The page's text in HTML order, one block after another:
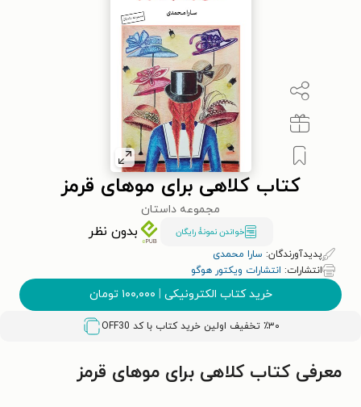
کتاب کلاهی برای موهای قرمز
مجموعه داستان
خواندن نمونۀ رایگان بدون نظر
پدیدآورندگان: سارا محمدی
انتشارات: انتشارات ویکتور هوگو
خرید کتاب الکترونیکی | ۱۰۰,۰۰۰ تومان
٪۳۰ تخفیف اولین خرید کتاب با کد OFF30
معرفی کتاب کلاهی برای موهای قرمز